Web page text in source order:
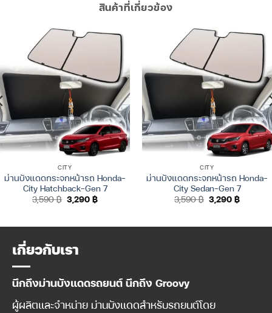
สินค้าที่เกี่ยวข้อง
CITY
ม่านบังแดดกระจกหน้ารถ Honda-
City Hatchback-Gen 7
3,590฿ Original
price
3,290฿Current
CITY
ม่านบังแดดกระจกหน้ารถ Honda-
City Sedan-Gen 7
3,590฿ Original
price
3,290฿Current
เกี่ยวกับเรา
นึกถึงม่านบังแดดรถยนต์ นึกถึง Groovy
ผู้ผลิตและจำหน่าย ม่านบังแดดสำหรับรถยนต์โดย